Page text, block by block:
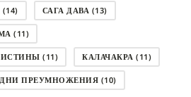
(14) САГА ДАВА (13)
(11)
ИСТИНЫ (11) КАЛАЧАКРА (11)
ДНИ ПРЕУМНОЖЕНИЯ (10)